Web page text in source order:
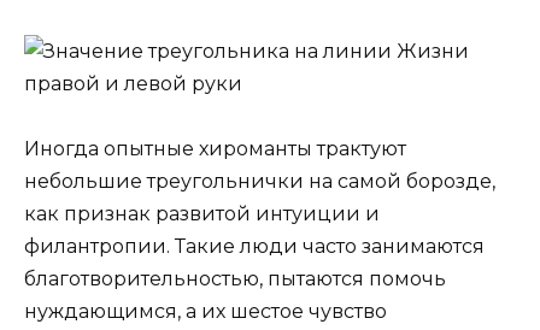
Иногда опытные хироманты трактуют
небольшие треугольнички на самой борозде,
как признак развитой интуиции и
филантропии. Такие люди часто занимаются
благотворительностью, пытаются помочь
нуждающимся, а их шестое чувство